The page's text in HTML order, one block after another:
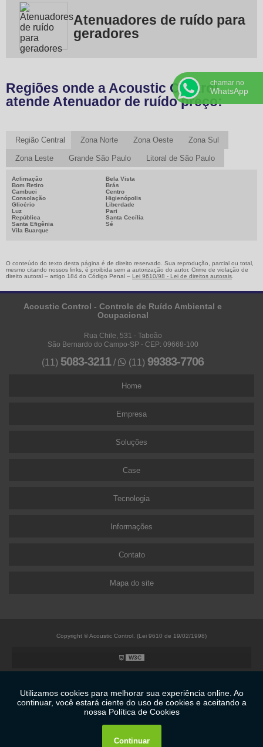
Atenuadores de ruído para
geradores
Regiões onde a Acoustic Control
atende Atenuador de ruído preço:
Região Central Zona Norte Zona Oeste Zona Sul
Zona Leste Grande São Paulo Litoral de São Paulo
Aclimação
Bela Vista
Bom Retiro
Brás
Cambuci
Centro
Consolação
Higienópolis
Glicério
Liberdade
Luz
Pari
República
Santa Cecília
Santa Efigênia
Sé
Vila Buarque
O conteúdo do texto desta página é de direito reservado. Sua reprodução, parcial ou total,
mesmo citando nossos links, é proibida sem a autorização do autor. Crime de violação de
direito autoral – artigo 184 do Código Penal – Lei 9610/98 - Lei de direitos autorais
Acoustic Control - Controle de Ruído Ambiental e
Ocupacional
Rua Chile, 531 - Taboão
São Bernardo do Campo-SP - CEP: 09668-100
(11) 5083-3211/ (11) 99383-7706
Home
Empresa
Soluções
Case
Tecnologia
Informações
Contato
Mapa do site
chamar no
WhatsApp
Copyright © Acoustic Control. (Lei 9610 de 19/02/1998)
W3C